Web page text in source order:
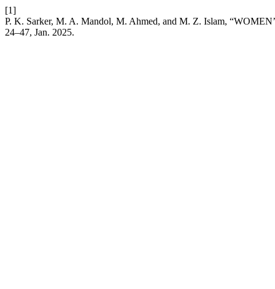
[1]
P. K. Sarker, M. A. Mandol, M. Ahmed, and M. Z. Islam,
24–47, Jan. 2025.